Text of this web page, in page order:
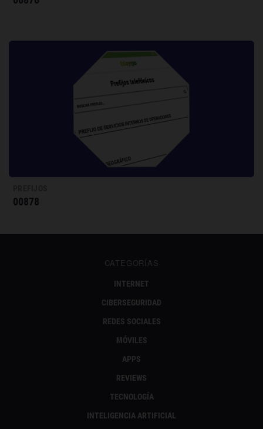
00878
CATEGORÍAS
INTERNET
CIBERSEGURIDAD
REDES SOCIALES
MÓVILES
APPS
REVIEWS
TECNOLOGÍA
INTELIGENCIA ARTIFICIAL